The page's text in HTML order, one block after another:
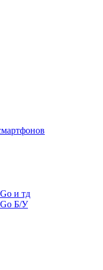
и тд
Go Б/У